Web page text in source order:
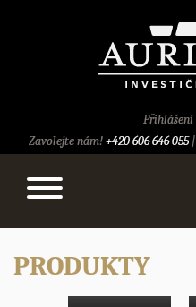
Přihlášení
Zavolejte nám!+420 606 646 055|
PRODUKTY